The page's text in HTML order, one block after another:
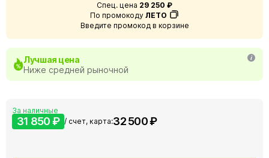
Спец. цена 29 250 ₽
По промокоду ЛЕТО
Введите промокод в корзине
Лучшая цена
Ниже средней рыночной
За наличные
31 850 ₽ / счет, карта:32 500 ₽